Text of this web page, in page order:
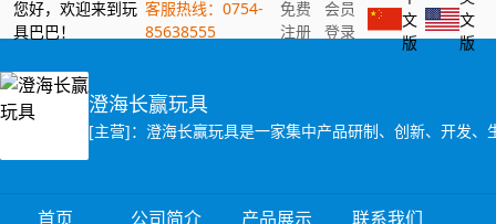
您好，欢迎来到玩
具巴巴！
客服热线：0754-
85638555
免费
注册
会员
登录
文
版
文
版
澄海长赢玩具
首页 公司简介 产品展示 联系我们